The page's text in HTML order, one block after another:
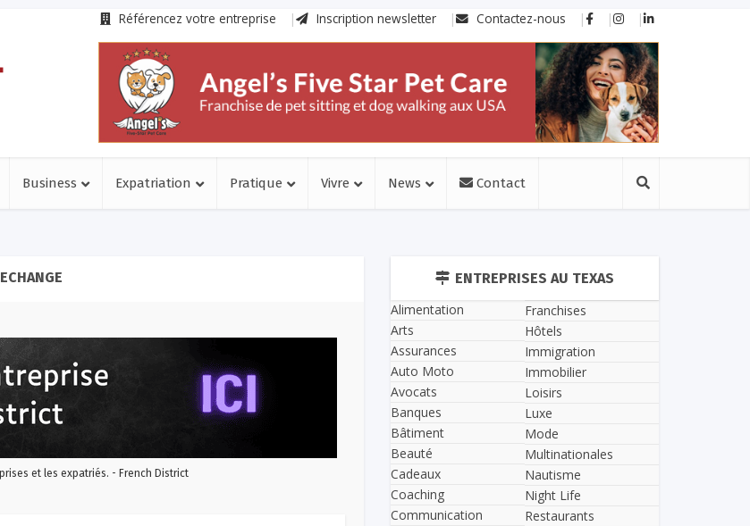
Référencez votre entreprise Inscription newsletter Contactez-nous
Business Expatriation Pratique Vivre News Contact
et les expatriés. - French District
ENTREPRISES AU TEXAS
Alimentation
Arts
Assurances
Auto Moto
Avocats
Banques
Bâtiment
Beauté
Cadeaux
Coaching
Communication
Franchises
Hôtels
Immigration
Immobilier
Loisirs
Luxe
Mode
Multinationales
Nautisme
Night Life
Restaurants